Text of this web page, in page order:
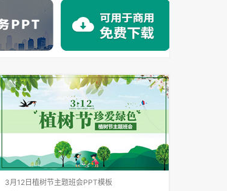
3月12日植树节主题班会PPT模板